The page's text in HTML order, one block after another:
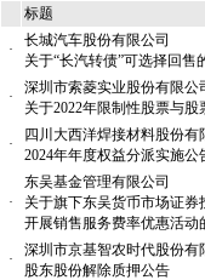
标题
·
长城汽车股份有限公司
关于“长汽转债”可选择回售
·
深圳市索菱实业股份有限公
关于2022年限制性股票与
·
四川大西洋焊接材料股份有
2024年年度权益分派实施公
·
东吴基金管理有限公司
关于旗下东吴货币市场证
开展销售服务费率优惠活动
·
深圳市京基智农时代股份有
股东股份解除质押公告